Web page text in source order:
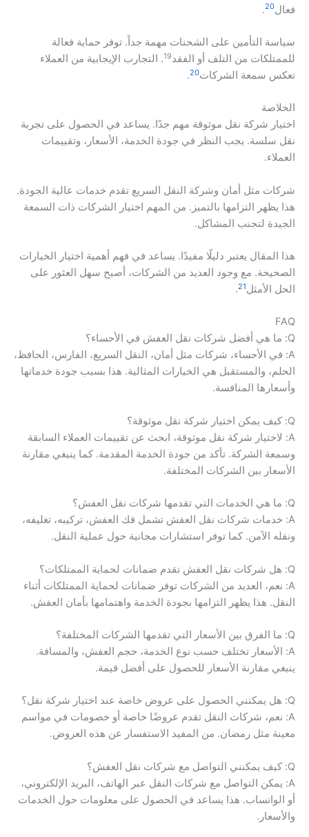
فعال20
.
سياسة التأمين على الشحنات مهمة جداً. توفر حماية فعالة
للممتلكات من التلف أو الفقد19. التجارب الإيجابية من العملاء
تعكس سمعة الشركات20
.
الخلاصة
اختيار شركة نقل موثوقة مهم جدًا. يساعد في الحصول على تجربة
نقل سلسة. يجب النظر في جودة الخدمة، الأسعار، وتقييمات
العملاء.
شركات مثل أمان وشركة النقل السريع تقدم خدمات عالية الجودة.
هذا يظهر التزامها بالتميز. من المهم اختيار الشركات ذات السمعة
الجيدة لتجنب المشاكل.
هذا المقال يعتبر دليلًا مفيدًا. يساعد في فهم أهمية اختيار الخيارات
الصحيحة. مع وجود العديد من الشركات، أصبح سهل العثور على
الحل الأمثل21
.
FAQ
Q: ما هي أفضل شركات نقل العفش في الأحساء؟
A: في الأحساء، شركات مثل أمان، النقل السريع، الفارس، الحافظ،
الحلم، والمستقبل هي الخيارات المثالية. هذا بسبب جودة خدماتها
وأسعارها المنافسة.
Q: كيف يمكن اختيار شركة نقل موثوقة؟
A: لاختيار شركة نقل موثوقة، ابحث عن تقييمات العملاء السابقة
وسمعة الشركة. تأكد من جودة الخدمة المقدمة. كما ينبغي مقارنة
الأسعار بين الشركات المختلفة.
Q: ما هي الخدمات التي تقدمها شركات نقل العفش؟
A: خدمات شركات نقل العفش تشمل فك العفش، تركيبه، تغليفه،
ونقله الآمن. كما توفر استشارات مجانية حول عملية النقل.
Q: هل شركات نقل العفش تقدم ضمانات لحماية الممتلكات؟
A: نعم، العديد من الشركات توفر ضمانات لحماية الممتلكات أثناء
النقل. هذا يظهر التزامها بجودة الخدمة واهتمامها بأمان العفش.
Q: ما الفرق بين الأسعار التي تقدمها الشركات المختلفة؟
A: الأسعار تختلف حسب نوع الخدمة، حجم العفش، والمسافة.
ينبغي مقارنة الأسعار للحصول على أفضل قيمة.
Q: هل يمكنني الحصول على عروض خاصة عند اختيار شركة نقل؟
A: نعم، شركات النقل تقدم عروضًا خاصة أو خصومات في مواسم
معينة مثل رمضان. من المفيد الاستفسار عن هذه العروض.
Q: كيف يمكنني التواصل مع شركات نقل العفش؟
A: يمكن التواصل مع شركات النقل عبر الهاتف، البريد الإلكتروني،
أو الواتساب. هذا يساعد في الحصول على معلومات حول الخدمات
والأسعار.